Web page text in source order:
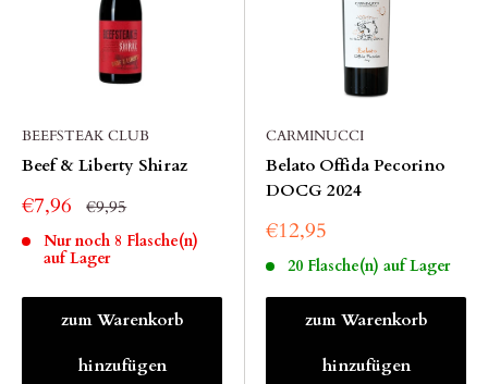
BEEFSTEAK CLUB
Beef & Liberty Shiraz
€7,96 €9,95
Nur noch 8 Flasche(n)
auf Lager
zum Warenkorb
hinzufügen
CARMINUCCI
Belato Offida Pecorino
DOCG 2024
€12,95
20 Flasche(n) auf Lager
zum Warenkorb
hinzufügen